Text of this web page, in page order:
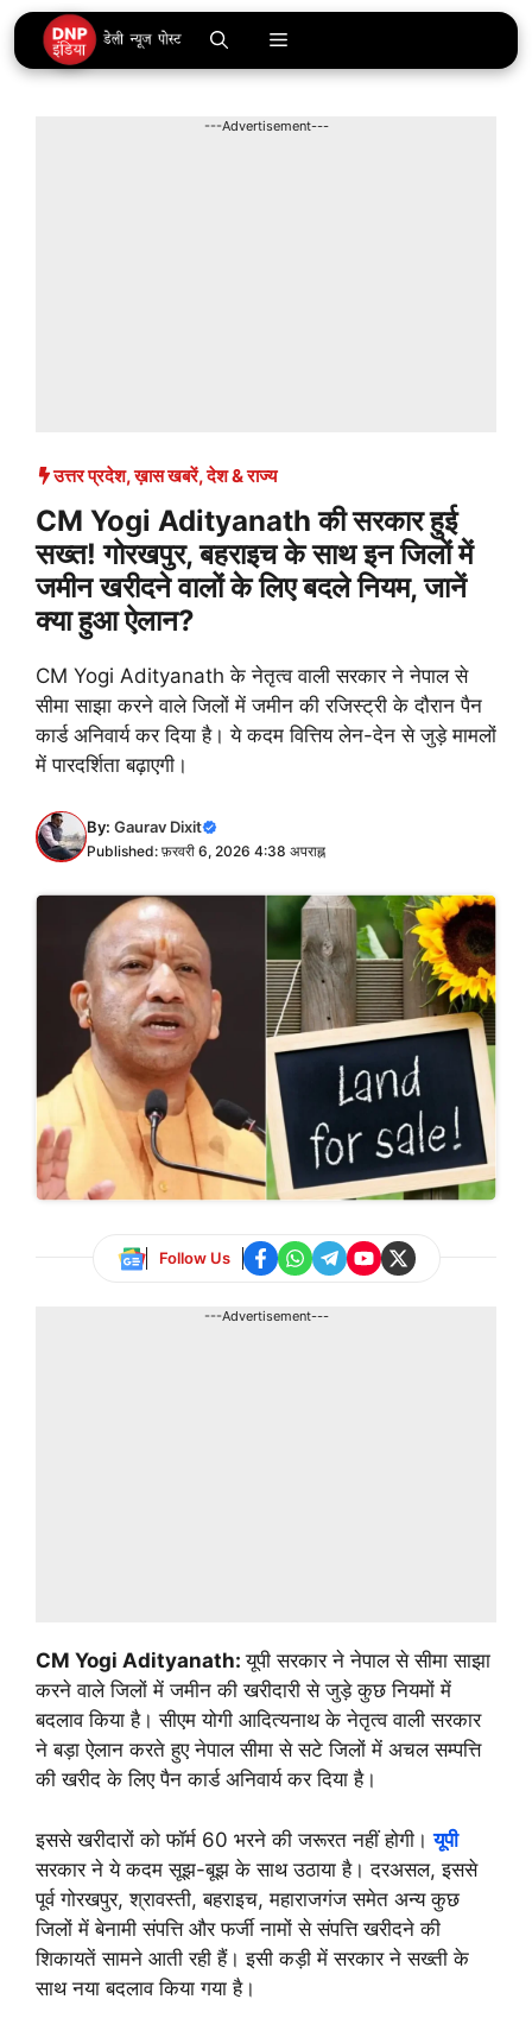
Skip
to
content
Menu
---Advertisement---
उत्तर प्रदेश,ख़ास खबरें,देश & राज्य
CM Yogi Adityanath की सरकार हुई
सख्त! गोरखपुर, बहराइच के साथ इन जिलों में
जमीन खरीदने वालों के लिए बदले नियम, जानें
क्या हुआ ऐलान?
CM Yogi Adityanath के नेतृत्व वाली सरकार ने नेपाल से
सीमा साझा करने वाले जिलों में जमीन की रजिस्ट्री के दौरान पैन
कार्ड अनिवार्य कर दिया है। ये कदम वित्तिय लेन-देन से जुड़े मामलों
में पारदर्शिता बढ़ाएगी।
By: Gaurav Dixit
Published: फ़रवरी 6, 2026 4:38 अपराह्न
Follow Us
---Advertisement---
CM Yogi Adityanath:यूपी सरकार ने नेपाल से सीमा साझा
करने वाले जिलों में जमीन की खरीदारी से जुड़े कुछ नियमों में
बदलाव किया है। सीएम योगी आदित्यनाथ के नेतृत्व वाली सरकार
ने बड़ा ऐलान करते हुए नेपाल सीमा से सटे जिलों में अचल सम्पत्ति
की खरीद के लिए पैन कार्ड अनिवार्य कर दिया है।
इससे खरीदारों को फॉर्म 60 भरने की जरूरत नहीं होगी।यूपी
सरकार ने ये कदम सूझ-बूझ के साथ उठाया है। दरअसल, इससे
पूर्व गोरखपुर, श्रावस्ती, बहराइच, महाराजगंज समेत अन्य कुछ
जिलों में बेनामी संपत्ति और फर्जी नामों से संपत्ति खरीदने की
शिकायतें सामने आती रही हैं। इसी कड़ी में सरकार ने सख्ती के
साथ नया बदलाव किया गया है।